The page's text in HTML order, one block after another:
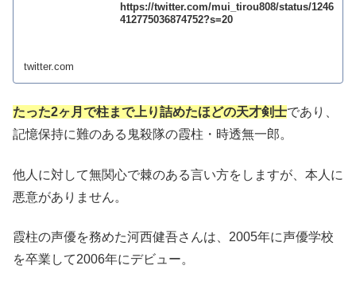
https://twitter.com/mui_tirou808/status/1246
412775036874752?s=20
twitter.com
たった2ヶ月で柱まで上り詰めたほどの天才剣士であり、
記憶保持に難のある鬼殺隊の霞柱・時透無一郎。
他人に対して無関心で棘のある言い方をしますが、本人に
悪意がありません。
霞柱の声優を務めた河西健吾さんは、2005年に声優学校
を卒業して2006年にデビュー。